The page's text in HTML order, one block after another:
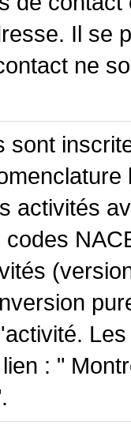
Il se
ne
sont
activités
: "